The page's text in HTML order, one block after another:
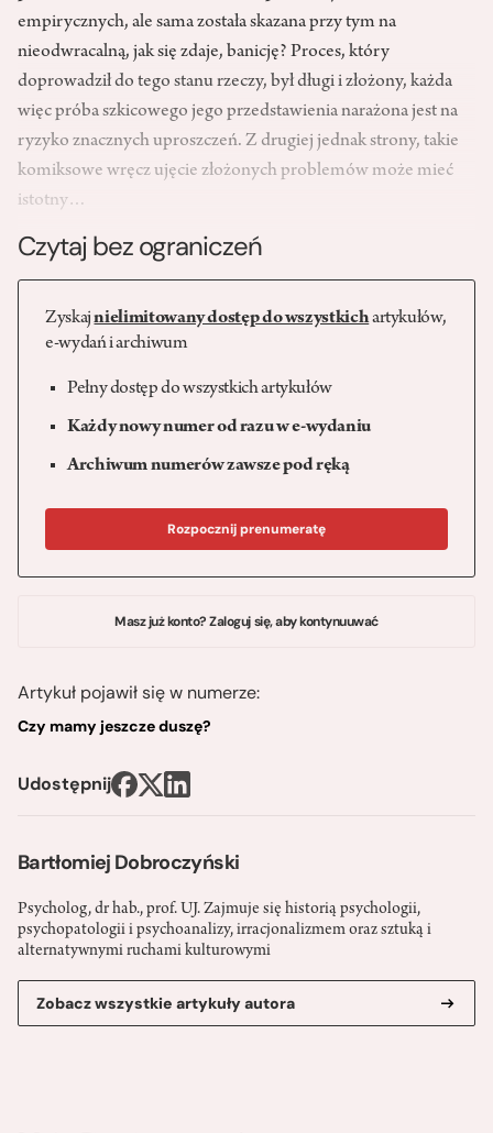
Bartłomiej Dobroczyński
Psycholog, dr hab., prof. UJ. Zajmuje się historią psychologii,
psychopatologii i psychoanalizy, irracjonalizmem oraz sztuką i
alternatywnymi ruchami kulturowymi
Zobacz wszystkie artykuły autora
empirycznych, ale sama została skazana przy tym na
nieodwracalną, jak się zdaje, banicję? Proces, który
doprowadził do tego stanu rzeczy, był długi i złożony, każda
więc próba szkicowego jego przedstawienia narażona jest na
ryzyko znacznych uproszczeń. Z drugiej jednak strony, takie
komiksowe wręcz ujęcie złożonych problemów może mieć
istotny…
Czytaj bez ograniczeń
Zyskajnielimitowany dostęp do wszystkichartykułów,
e-wydań i archiwum
Pełny dostęp do wszystkich artykułów
Każdy nowy numer od razu w e-wydaniu
Archiwum numerów zawsze pod ręką
Rozpocznij prenumeratę
Masz już konto? Zaloguj się, aby kontynuuwać
Artykuł pojawił się w numerze:
Czy mamy jeszcze duszę?
Udostępnij